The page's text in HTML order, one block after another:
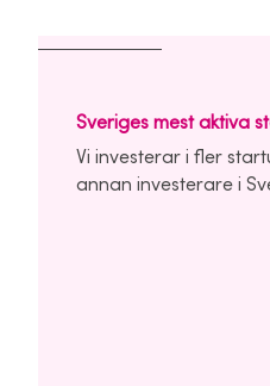
Sveriges mest aktiva
Vi investerar i fler
annan investerare i